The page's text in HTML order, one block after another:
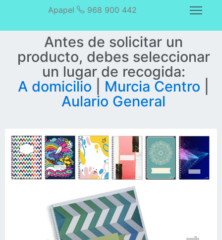
Apapel 968 900 442
Antes de solicitar un
producto, debes seleccionar
un lugar de recogida:
A domicilio
Murcia Centro
Aulario General